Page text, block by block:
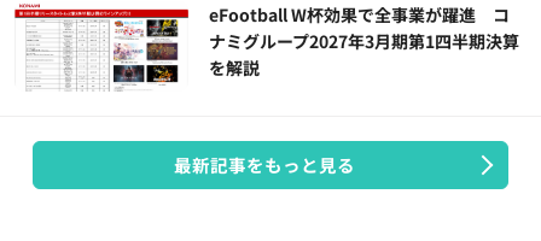
eFootball W杯効果で全事業が躍進 コ
ナミグループ2027年3月期第1四半期決算
を解説
最新記事をもっと見る